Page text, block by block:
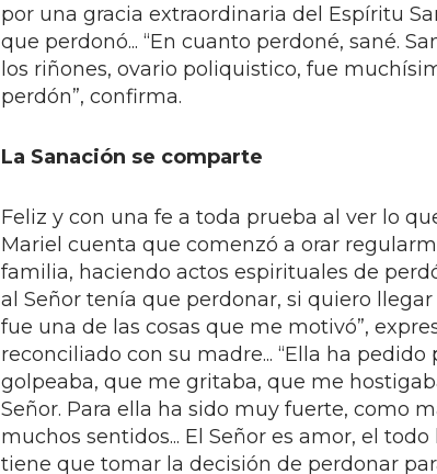
por una gracia extraordinaria del Espíritu
que perdonó... “En cuanto perdoné, sané.
los riñones, ovario poliquistico, fue
perdón”, confirma.
La Sanación se comparte
Feliz y con una fe a toda prueba al ver lo
Mariel cuenta que comenzó a orar
familia, haciendo actos espirituales de
al Señor tenía que perdonar, si quiero
fue una de las cosas que me motivó”,
reconciliado con su madre... “Ella ha
golpeaba, que me gritaba, que me
Señor. Para ella ha sido muy fuerte, como
muchos sentidos... El Señor es amor, el
tiene que tomar la decisión de perdonar